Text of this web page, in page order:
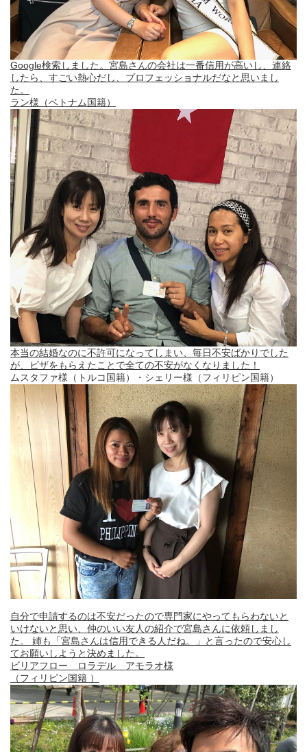
Google検索しました。宮島さんの会社は一番信用が高いし、連絡
したら、すごい熱心だし、プロフェッショナルだなと思いまし
た。
ラン様（ベトナム国籍）
本当の結婚なのに不許可になってしまい、毎日不安ばかりでした
が、ビザをもらえたことで全ての不安がなくなりました！
ムスタファ様（トルコ国籍）・シェリー様（フィリピン国籍）
自分で申請するのは不安だったので専門家にやってもらわないと
いけないと思い、仲のいい友人の紹介で宮島さんに依頼しまし
た。 姉も「宮島さんは信用できる人だね。」と言ったので安心し
てお願いしようと決めました。
ビリアフロー ロラデル アモラオ様
（フィリピン国籍 ）